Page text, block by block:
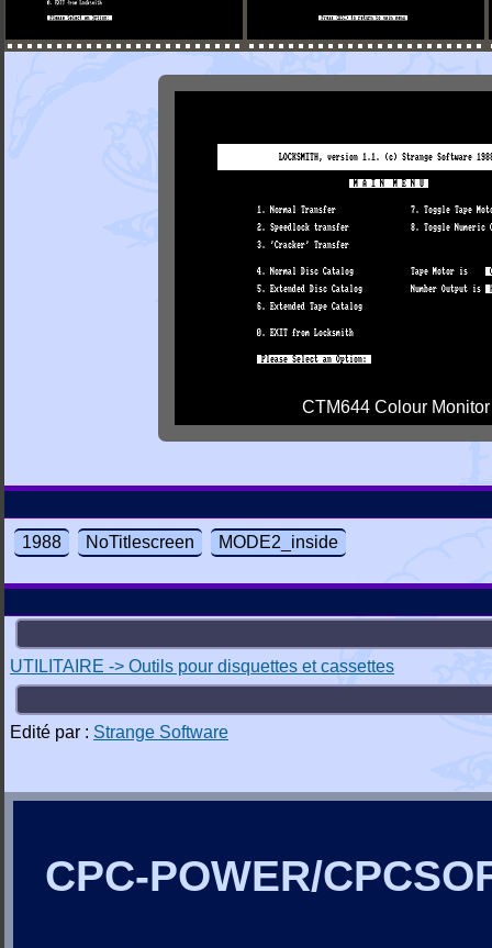
CTM644 Colour Monitor
1988 NoTitlescreen MODE2_inside
UTILITAIRE -> Outils pour disquettes et cassettes
Edité par : Strange Software
CPC-POWER/